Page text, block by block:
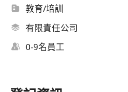
教育/培訓
有限責任公司
0-9名員工